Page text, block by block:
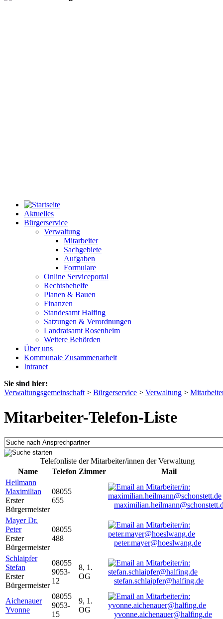
Aktuelles
Bürgerservice
Verwaltung
Mitarbeiter
Sachgebiete
Aufgaben
Formulare
Online Serviceportal
Rechtsbehelfe
Planen & Bauen
Finanzen
Standesamt Halfing
Satzungen & Verordnungen
Landratsamt Rosenheim
Weitere Behörden
Über uns
Kommunale Zusammenarbeit
Intranet
Sie sind hier:
Verwaltungsgemeinschaft > Bürgerservice > Verwaltung >
Mitarbeiter-Telefon-Liste
Telefonliste der Mitarbeiter/innen der Verwaltung
Name
Telefon Zimmer
Mail
Heilmann
Maximilian
Erster
Bürgermeister
08055
655
Mayer Dr.
Peter
Erster
Bürgermeister
08055
488
peter.mayer@hoeslwang.de
Schlaipfer
Stefan
Erster
Bürgermeister
08055
9053-
12
8, 1.
OG
stefan.schlaipfer@halfing.de
Aichenauer
Yvonne
08055
9053-
15
9, 1.
OG
yvonne.aichenauer@halfing.de